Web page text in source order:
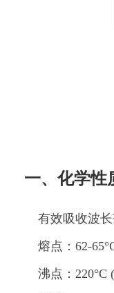
一、化学性
有效吸收波长
熔点：62-
沸点：220°C